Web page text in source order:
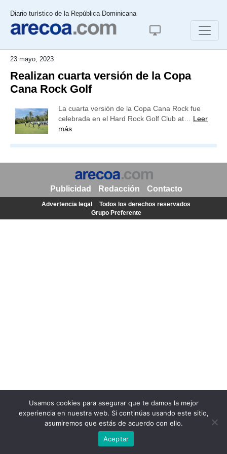
Diario turístico de la República Dominicana
23 mayo, 2023
Realizan cuarta versión de la Copa
Cana Rock Golf
La cuarta versión de la Copa Cana Rock fue
celebrada en el Hard Rock Golf Club at… Leer
más
Usamos cookies para asegurar que te damos la mejor
experiencia en nuestra web. Si continúas usando este sitio,
asumiremos que estás de acuerdo con ello.
Aceptar
Publicidad Redacción Contacto
Advertencia legal
Todos los derechos reservados
Grupo Preferente